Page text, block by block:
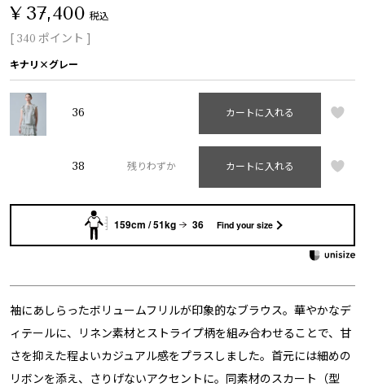
¥ 37,400 税込
[ 340 ポイント ]
キナリ×グレー
36 カートに入れる
38 残りわずか カートに入れる
159cm / 51kg 36 Find your size
袖にあしらったボリュームフリルが印象的なブラウス。華やかなデ
ィテールに、リネン素材とストライプ柄を組み合わせることで、甘
さを抑えた程よいカジュアル感をプラスしました。首元には細めの
リボンを添え、さりげないアクセントに。同素材のスカート（型